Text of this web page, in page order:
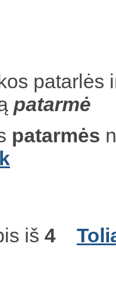
patarlės
patarmė
patarmės
iš 4